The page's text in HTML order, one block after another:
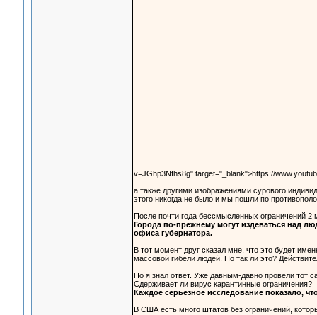
v=JGhp3Nfhs8g" target="_blank">https://
а также другими изображениями сурового
этого никогда не было и мы пошли по
После почти года бессмысленных ограничений 2
Города по-прежнему могут издеваться над
офиса губернатора.
В тот момент друг сказал мне, что это будет
массовой гибели людей. Но так ли это?
Но я знал ответ. Уже давным-давно провели тот
Сдерживает ли вирус карантинные ограничения?
Каждое серьезное исследование показало,
В США есть много штатов без ограничений,